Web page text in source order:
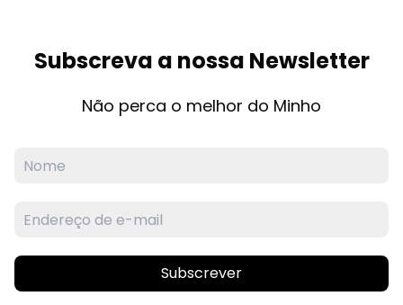
Subscreva a nossa Newsletter
Não perca o melhor do Minho
Subscrever